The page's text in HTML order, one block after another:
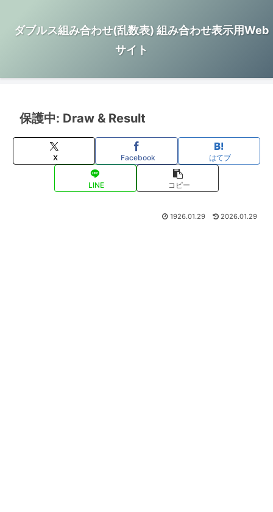
ダブルス組み合わせ(乱数表) 組み合わせ表示用Web
サイト
保護中: Draw & Result
X Facebook はてブ
LINE コピー
1926.01.29 2026.01.29